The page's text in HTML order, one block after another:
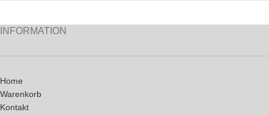
INFORMATION
Home
Warenkorb
Kontakt